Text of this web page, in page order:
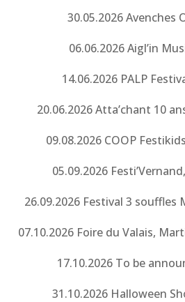
30.05.2026 Avenches
06.06.2026 Aigl’in
14.06.2026 PALP
20.06.2026 Atta’chant 10
09.08.2026 COOP
05.09.2026
26.09.2026 Festival 3 souffles
07.10.2026 Foire du Valais,
17.10.2026 To be
31.10.2026 Halloween